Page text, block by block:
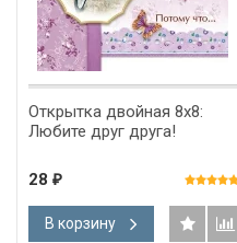
Открытка двойная 8х8:
Любите друг друга!
28 ₽
В корзину